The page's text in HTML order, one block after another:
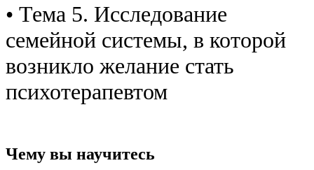
• Тема 5. Исследование
семейной системы, в которой
возникло желание стать
психотерапевтом
Чему вы научитесь